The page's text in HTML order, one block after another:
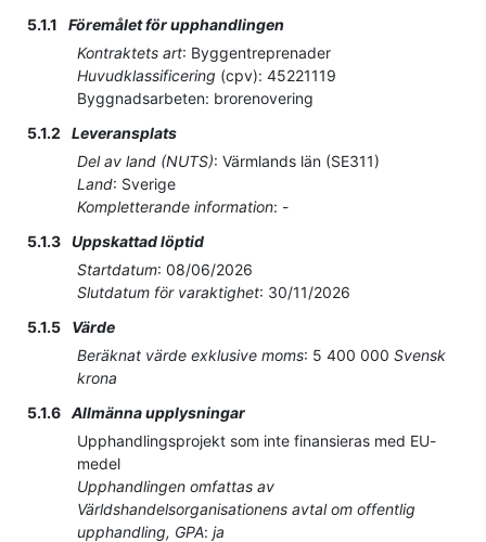
5.1.1
Föremålet för upphandlingen
Kontraktets art: Byggentreprenader
Huvudklassificering (cpv): 45221119
Byggnadsarbeten: brorenovering
5.1.2
Leveransplats
Del av land (NUTS): Värmlands län (SE311)
Land: Sverige
Kompletterande information: -
5.1.3 Uppskattad löptid
Startdatum: 08/06/2026
Slutdatum för varaktighet: 30/11/2026
5.1.5
Värde
Beräknat värde exklusive moms: 5 400 000 Svensk
krona
5.1.6 Allmänna upplysningar
Upphandlingsprojekt som inte finansieras med EU-
medel
Upphandlingen omfattas av
Världshandelsorganisationens avtal om offentlig
upphandling, GPA: ja